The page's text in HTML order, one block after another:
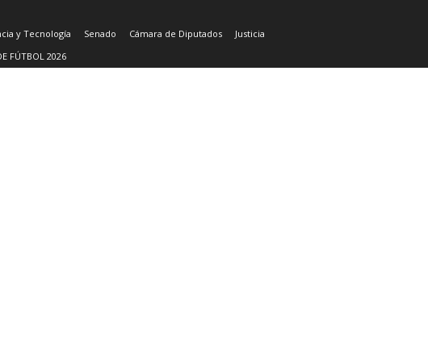
y Tecnología Senado Cámara de Diputados
Justicia
FÚTBOL 2026